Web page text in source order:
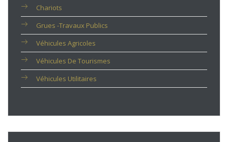
Chariots
Grues -travaux Publics
Véhicules Agricoles
Véhicules De Tourismes
Véhicules Utilitaires